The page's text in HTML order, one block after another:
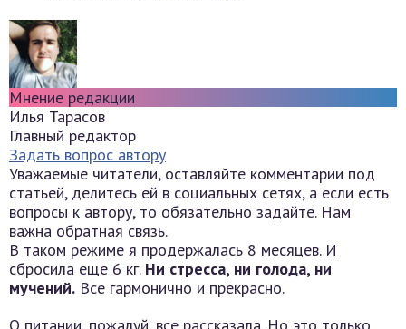
Мнение редакции
Илья Тарасов
Главный редактор
Задать вопрос автору
Уважаемые читатели, оставляйте комментарии под
статьей, делитесь ей в социальных сетях, а если есть
вопросы к автору, то обязательно задайте. Нам
важна обратная связь.
В таком режиме я продержалась 8 месяцев. И
сбросила еще 6 кг. Ни стресса, ни голода, ни
мучений. Все гармонично и прекрасно.
О питании, пожалуй, все рассказала. Но это только